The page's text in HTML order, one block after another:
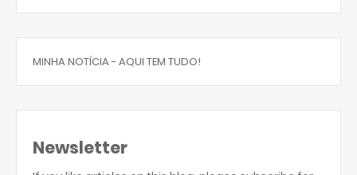
MINHA NOTÍCIA - AQUI TEM TUDO!
Newsletter